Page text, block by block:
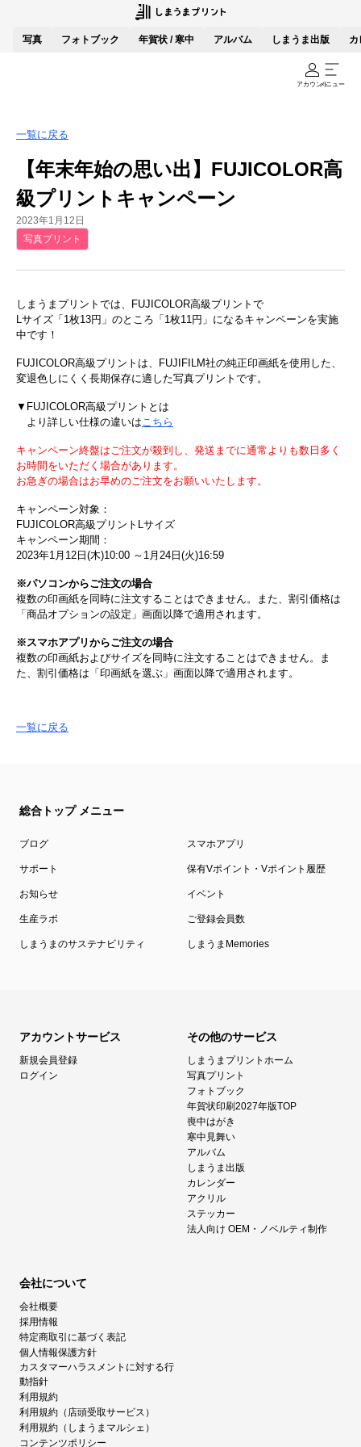
写真 フォトブック 年賀状 / 寒中 アルバム しまうま出版 カ
アカウントメニュー
一覧に戻る
【年末年始の思い出】FUJICOLOR高
級プリントキャンペーン
2023年1月12日
写真プリント
しまうまプリントでは、FUJICOLOR高級プリントで
Lサイズ「1枚13円」のところ「1枚11円」になるキャンペーンを実施
中です！
FUJICOLOR高級プリントは、FUJIFILM社の純正印画紙を使用した、
変退色しにくく長期保存に適した写真プリントです。
▼FUJICOLOR高級プリントとは
より詳しい仕様の違いはこちら
キャンペーン終盤はご注文が殺到し、発送までに通常よりも数日多く
お時間をいただく場合があります。
お急ぎの場合はお早めのご注文をお願いいたします。
キャンペーン対象：
FUJICOLOR高級プリントLサイズ
キャンペーン期間：
2023年1月12日(木)10:00 ～1月24日(火)16:59
※パソコンからご注文の場合
複数の印画紙を同時に注文することはできません。また、割引価格は
「商品オプションの設定」画面以降で適用されます。
※スマホアプリからご注文の場合
複数の印画紙およびサイズを同時に注文することはできません。ま
た、割引価格は「印画紙を選ぶ」画面以降で適用されます。
一覧に戻る
総合トップ メニュー
ブログ スマホアプリ
サポート 保有Vポイント・Vポイント履歴
お知らせ イベント
生産ラボ ご登録会員数
しまうまのサステナビリティ しまうまMemories
アカウントサービス
新規会員登録
ログイン
その他のサービス
しまうまプリントホーム
写真プリント
フォトブック
年賀状印刷2027年版TOP
喪中はがき
寒中見舞い
アルバム
しまうま出版
カレンダー
アクリル
ステッカー
法人向け OEM・ノベルティ制作
会社について
会社概要
採用情報
特定商取引に基づく表記
個人情報保護方針
カスタマーハラスメントに対する行
動指針
利用規約
利用規約（店頭受取サービス）
利用規約（しまうまマルシェ）
コンテンツポリシー